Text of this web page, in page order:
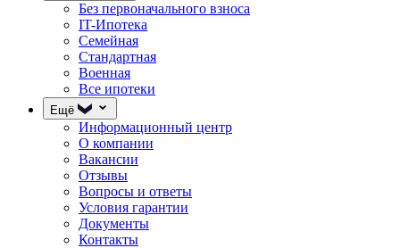
Без первоначального взноса
IT-Ипотека
Семейная
Стандартная
Военная
Все ипотеки
Ещё
Информационный центр
О компании
Вакансии
Отзывы
Вопросы и ответы
Условия гарантии
Документы
Контакты